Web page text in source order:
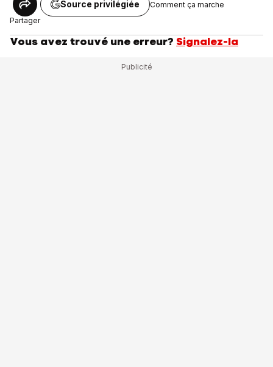
Partager
Source privilégiée Comment ça marche
Vous avez trouvé une erreur? Signalez-la